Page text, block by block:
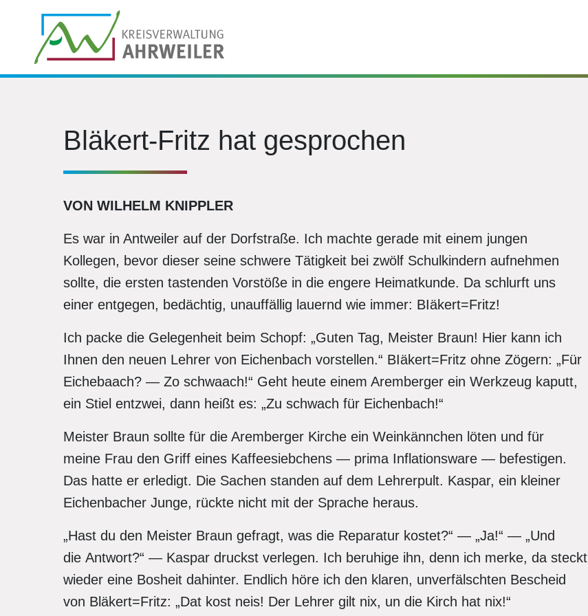
Bläkert-Fritz hat gesprochen
VON WILHELM KNIPPLER
Es war in Antweiler auf der Dorfstraße. Ich machte gerade mit einem jungen
Kollegen, bevor dieser seine schwere Tätigkeit bei zwölf Schulkindern aufnehmen
sollte, die ersten tastenden Vorstöße in die engere Heimatkunde. Da schlurft uns
einer entgegen, bedächtig, unauffällig lauernd wie immer: BIäkert=Fritz!
Ich packe die Gelegenheit beim Schopf: „Guten Tag, Meister Braun! Hier kann ich
Ihnen den neuen Lehrer von Eichenbach vorstellen.“ BIäkert=Fritz ohne Zögern: „Für
Eichebaach? — Zo schwaach!“ Geht heute einem Aremberger ein Werkzeug kaputt,
ein Stiel entzwei, dann heißt es: „Zu schwach für Eichenbach!“
Meister Braun sollte für die Aremberger Kirche ein Weinkännchen löten und für
meine Frau den Griff eines Kaffeesiebchens — prima Inflationsware — befestigen.
Das hatte er erledigt. Die Sachen standen auf dem Lehrerpult. Kaspar, ein kleiner
Eichenbacher Junge, rückte nicht mit der Sprache heraus.
„Hast du den Meister Braun gefragt, was die Reparatur kostet?“ — „Ja!“ — „Und
die Antwort?“ — Kaspar druckst verlegen. Ich beruhige ihn, denn ich merke, da steckt
wieder eine Bosheit dahinter. Endlich höre ich den klaren, unverfälschten Bescheid
von Bläkert=Fritz: „Dat kost neis! Der Lehrer gilt nix, un die Kirch hat nix!“